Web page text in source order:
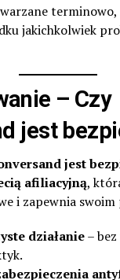
terminowo,
jakichkolwiek
– Czy
jest
jest
afiliacyjną,
i zapewnia
działanie– bez